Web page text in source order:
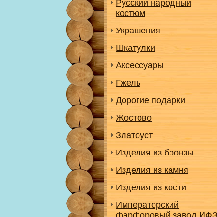
Русский народный
костюм
Украшения
Шкатулки
Аксессуары
Гжель
Дорогие подарки
Жостово
Златоуст
Изделия из бронзы
Изделия из камня
Изделия из кости
Императорский
фарфоровый завод ИФЗ